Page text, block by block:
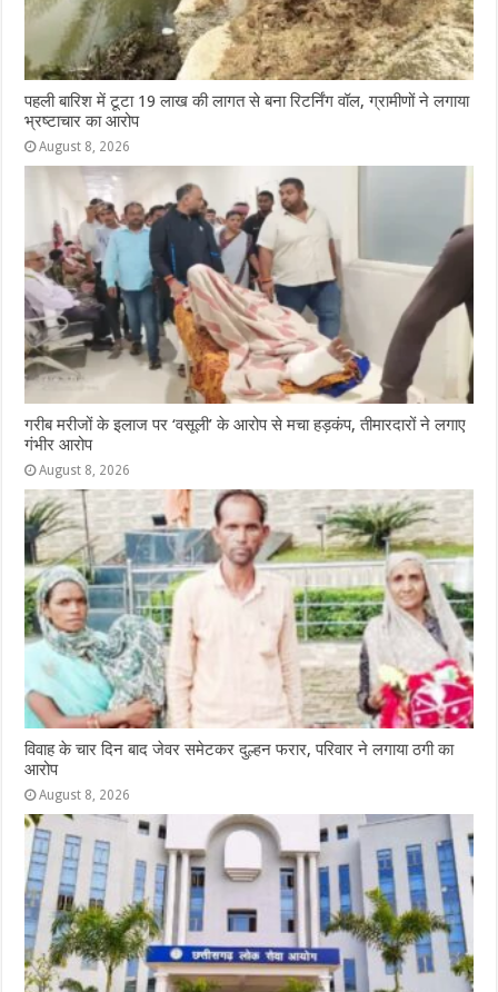
पहली बारिश में टूटा 19 लाख की लागत से बना रिटर्निंग वॉल, ग्रामीणों ने लगाया
भ्रष्टाचार का आरोप
August 8, 2026
गरीब मरीजों के इलाज पर ‘वसूली’ के आरोप से मचा हड़कंप, तीमारदारों ने लगाए
गंभीर आरोप
August 8, 2026
विवाह के चार दिन बाद जेवर समेटकर दुल्हन फरार, परिवार ने लगाया ठगी का
आरोप
August 8, 2026